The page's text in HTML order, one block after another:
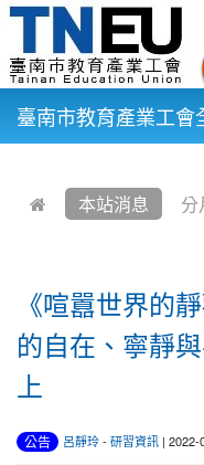
臺南市教育產業工會
本站消息 分
《喧囂世界的
的自在、寧靜
上
公告 呂靜玲- 研習資訊 | 2022-